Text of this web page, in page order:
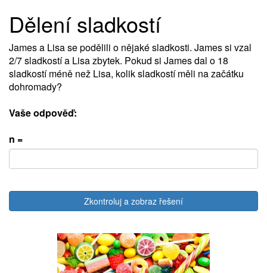
Dělení sladkostí
James a Lisa se podělili o nějaké sladkosti. James si vzal
2/7 sladkostí a Lisa zbytek. Pokud si James dal o 18
sladkostí méně než Lisa, kolik sladkostí měli na začátku
dohromady?
Vaše odpověď:
n =
Zkontroluj a zobraz řešení